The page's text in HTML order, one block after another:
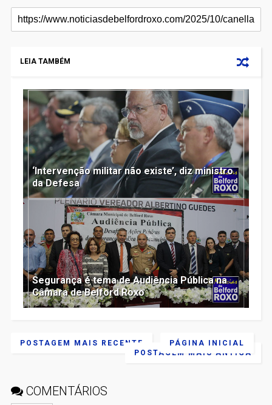
LEIA TAMBÉM
‘Intervenção militar não existe’, diz ministro
da Defesa
Segurança é tema de Audiência Pública na
Câmara de Belford Roxo
POSTAGEM MAIS RECENTE
POSTAGEM MAIS ANTIGA
PÁGINA INICIAL
COMENTÁRIOS